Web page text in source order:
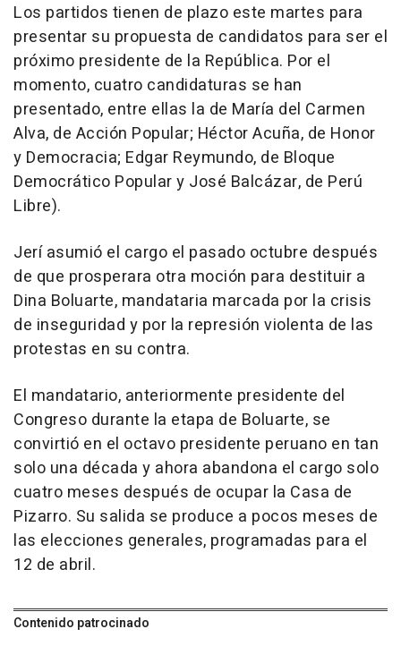
Los partidos tienen de plazo este martes para
presentar su propuesta de candidatos para ser el
próximo presidente de la República. Por el
momento, cuatro candidaturas se han
presentado, entre ellas la de María del Carmen
Alva, de Acción Popular; Héctor Acuña, de Honor
y Democracia; Edgar Reymundo, de Bloque
Democrático Popular y José Balcázar, de Perú
Libre).
Jerí asumió el cargo el pasado octubre después
de que prosperara otra moción para destituir a
Dina Boluarte, mandataria marcada por la crisis
de inseguridad y por la represión violenta de las
protestas en su contra.
El mandatario, anteriormente presidente del
Congreso durante la etapa de Boluarte, se
convirtió en el octavo presidente peruano en tan
solo una década y ahora abandona el cargo solo
cuatro meses después de ocupar la Casa de
Pizarro. Su salida se produce a pocos meses de
las elecciones generales, programadas para el
12 de abril.
Contenido patrocinado